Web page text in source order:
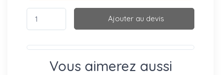
Ajouter au devis
Vous aimerez aussi